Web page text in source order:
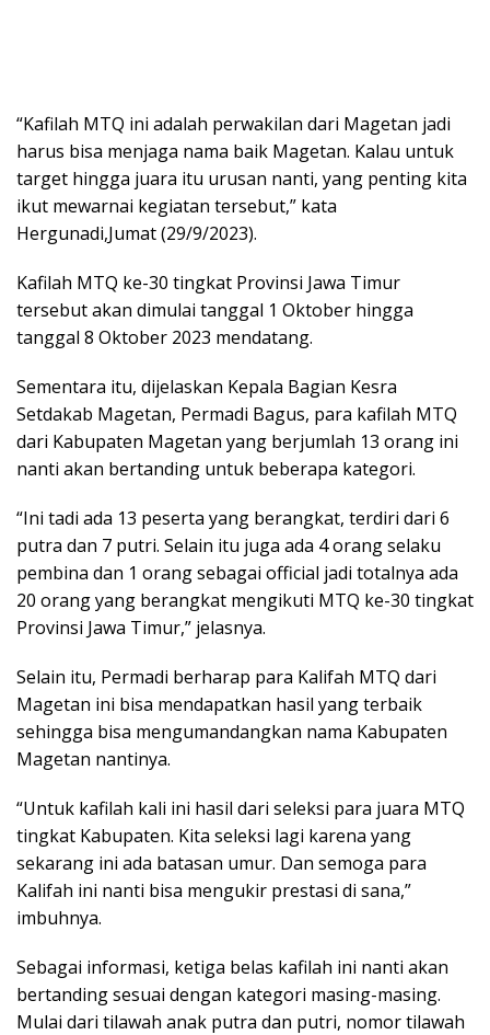
“Kafilah MTQ ini adalah perwakilan dari Magetan jadi
harus bisa menjaga nama baik Magetan. Kalau untuk
target hingga juara itu urusan nanti, yang penting kita
ikut mewarnai kegiatan tersebut,” kata
Hergunadi,Jumat (29/9/2023).
Kafilah MTQ ke-30 tingkat Provinsi Jawa Timur
tersebut akan dimulai tanggal 1 Oktober hingga
tanggal 8 Oktober 2023 mendatang.
Sementara itu, dijelaskan Kepala Bagian Kesra
Setdakab Magetan, Permadi Bagus, para kafilah MTQ
dari Kabupaten Magetan yang berjumlah 13 orang ini
nanti akan bertanding untuk beberapa kategori.
“Ini tadi ada 13 peserta yang berangkat, terdiri dari 6
putra dan 7 putri. Selain itu juga ada 4 orang selaku
pembina dan 1 orang sebagai official jadi totalnya ada
20 orang yang berangkat mengikuti MTQ ke-30 tingkat
Provinsi Jawa Timur,” jelasnya.
Selain itu, Permadi berharap para Kalifah MTQ dari
Magetan ini bisa mendapatkan hasil yang terbaik
sehingga bisa mengumandangkan nama Kabupaten
Magetan nantinya.
“Untuk kafilah kali ini hasil dari seleksi para juara MTQ
tingkat Kabupaten. Kita seleksi lagi karena yang
sekarang ini ada batasan umur. Dan semoga para
Kalifah ini nanti bisa mengukir prestasi di sana,”
imbuhnya.
Sebagai informasi, ketiga belas kafilah ini nanti akan
bertanding sesuai dengan kategori masing-masing.
Mulai dari tilawah anak putra dan putri, nomor tilawah